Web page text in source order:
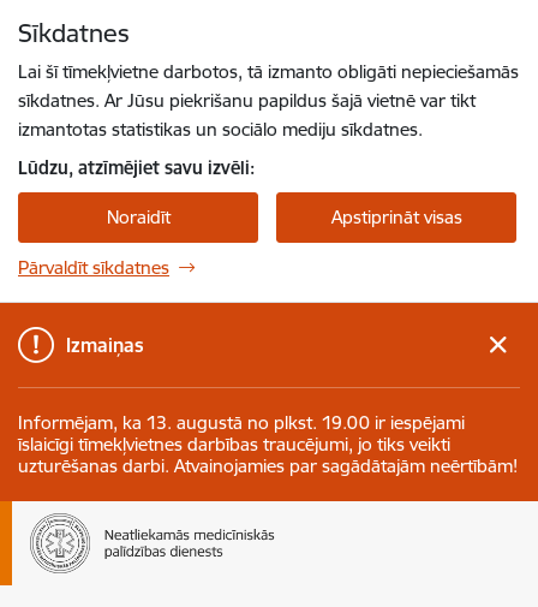
Sīkdatnes
Lai šī tīmekļvietne darbotos, tā izmanto obligāti nepieciešamās
sīkdatnes. Ar Jūsu piekrišanu papildus šajā vietnē var tikt
izmantotas statistikas un sociālo mediju sīkdatnes.
Lūdzu, atzīmējiet savu izvēli:
Noraidīt Apstiprināt visas
Pārvaldīt sīkdatnes
Izmaiņas
Informējam, ka 13. augustā no plkst. 19.00 ir iespējami
īslaicīgi tīmekļvietnes darbības traucējumi, jo tiks veikti
uzturēšanas darbi. Atvainojamies par sagādātajām neērtībām!